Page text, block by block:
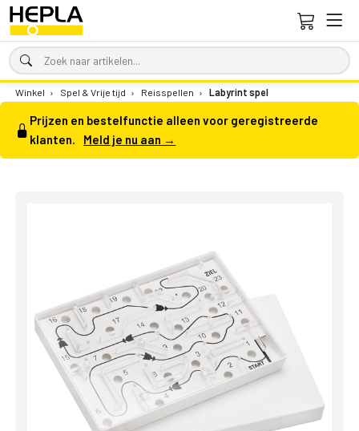
Winkel › Spel & Vrije tijd › Reisspellen › Labyrint spel
Prijzen en bestelfunctie alleen voor geregistreerde
klanten.
Meld je nu aan →